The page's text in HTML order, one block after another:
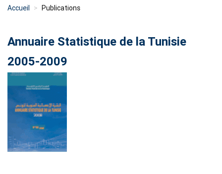
Accueil Publications
Annuaire Statistique de la Tunisie
2005-2009